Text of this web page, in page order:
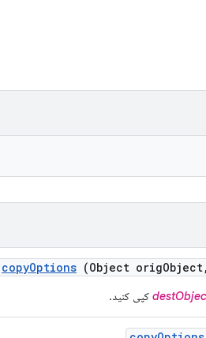
copyOptions (Object origObject,
کپی کنید.